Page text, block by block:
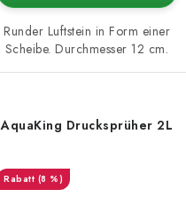
Runder Luftstein in Form einer
Scheibe. Durchmesser 12 cm.
AquaKing Drucksprüher 2L
(8 %)